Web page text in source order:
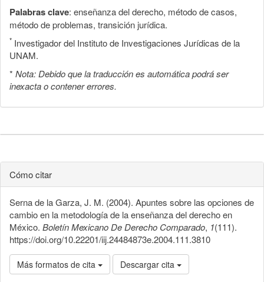
Palabras clave: enseñanza del derecho, método de casos,
método de problemas, transición jurídica.
* Investigador del Instituto de Investigaciones Jurídicas de la
UNAM.
* Nota: Debido que la traducción es automática podrá ser
inexacta o contener errores.
Cómo citar
Serna de la Garza, J. M. (2004). Apuntes sobre las opciones de
cambio en la metodología de la enseñanza del derecho en
México. Boletín Mexicano De Derecho Comparado, 1(111).
https://doi.org/10.22201/iij.24484873e.2004.111.3810
Más formatos de cita Descargar cita